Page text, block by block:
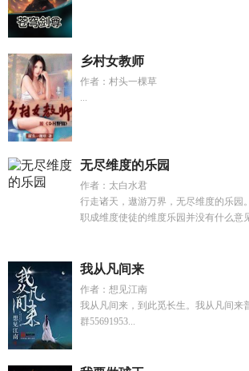
乡村女教师
作者：村头一棵草
...
无尽维度的乐园
作者：太白水君
行走诸天，遨游万界，无尽维度的乐园
职成维度使徒的维度乐园并没有什么意
我从凡间来
作者：想见江南
我从凡间来，到此觅长生。我从凡间来
群55691953...